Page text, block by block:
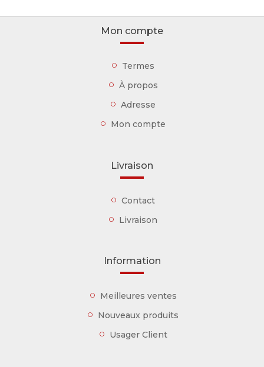
Mon compte
Termes
À propos
Adresse
Mon compte
Livraison
Contact
Livraison
Information
Meilleures ventes
Nouveaux produits
Usager Client